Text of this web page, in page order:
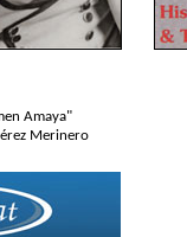
Amaya"
Merinero